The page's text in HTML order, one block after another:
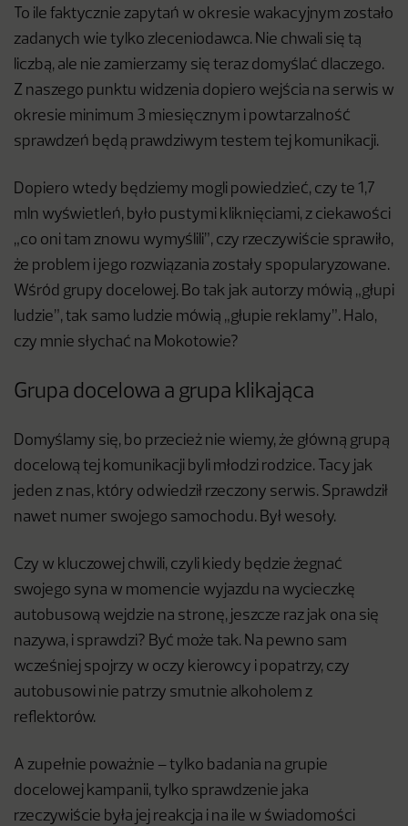
To ile faktycznie zapytań w okresie wakacyjnym zostało
zadanych wie tylko zleceniodawca. Nie chwali się tą
liczbą, ale nie zamierzamy się teraz domyślać dlaczego.
Z naszego punktu widzenia dopiero wejścia na serwis w
okresie minimum 3 miesięcznym i powtarzalność
sprawdzeń będą prawdziwym testem tej komunikacji.
Dopiero wtedy będziemy mogli powiedzieć, czy te 1,7
mln wyświetleń, było pustymi kliknięciami, z ciekawości
„co oni tam znowu wymyślili”, czy rzeczywiście sprawiło,
że problem i jego rozwiązania zostały spopularyzowane.
Wśród grupy docelowej. Bo tak jak autorzy mówią „głupi
ludzie”, tak samo ludzie mówią „głupie reklamy”. Halo,
czy mnie słychać na Mokotowie?
Grupa docelowa a grupa klikająca
Domyślamy się, bo przecież nie wiemy, że główną grupą
docelową tej komunikacji byli młodzi rodzice. Tacy jak
jeden z nas, który odwiedził rzeczony serwis. Sprawdził
nawet numer swojego samochodu. Był wesoły.
Czy w kluczowej chwili, czyli kiedy będzie żegnać
swojego syna w momencie wyjazdu na wycieczkę
autobusową wejdzie na stronę, jeszcze raz jak ona się
nazywa, i sprawdzi? Być może tak. Na pewno sam
wcześniej spojrzy w oczy kierowcy i popatrzy, czy
autobusowi nie patrzy smutnie alkoholem z
reflektorów.
A zupełnie poważnie – tylko badania na grupie
docelowej kampanii, tylko sprawdzenie jaka
rzeczywiście była jej reakcja i na ile w świadomości